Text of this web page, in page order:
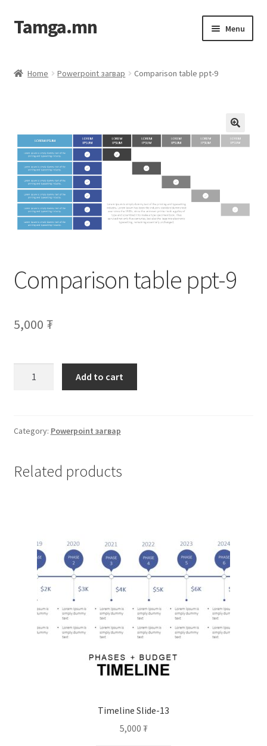
Tamga.mn Menu
Ажил гүйцэтгэх гэрээ
Дотоод журмын багц
Журмууд​
Нягтлан бодох бүртгэл
Түрээсийн гэрээ
Хүний нөөцийн бодлогын баримт
Шүүхэд нэхэмжлэл гаргах загварууд
Home Powerpoint загвар Comparison table ppt-9
Comparison table ppt-9
5,000 ₮
Add to cart
Category: Powerpoint загвар
Related products
Timeline Slide-13
5,000 ₮